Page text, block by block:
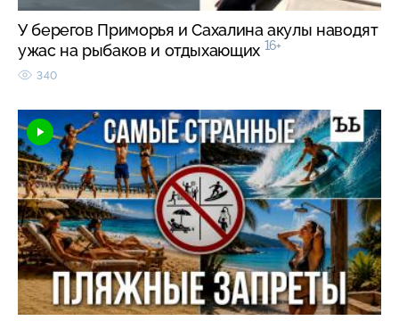
У берегов Приморья и Сахалина акулы наводят
ужас на рыбаков и отдыхающих 16+
340